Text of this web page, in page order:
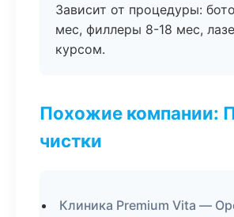
Зависит от процедуры:
мес, филлеры 8-18 мес,
курсом.
Похожие компании:
чистки
Клиника Premium Vita —